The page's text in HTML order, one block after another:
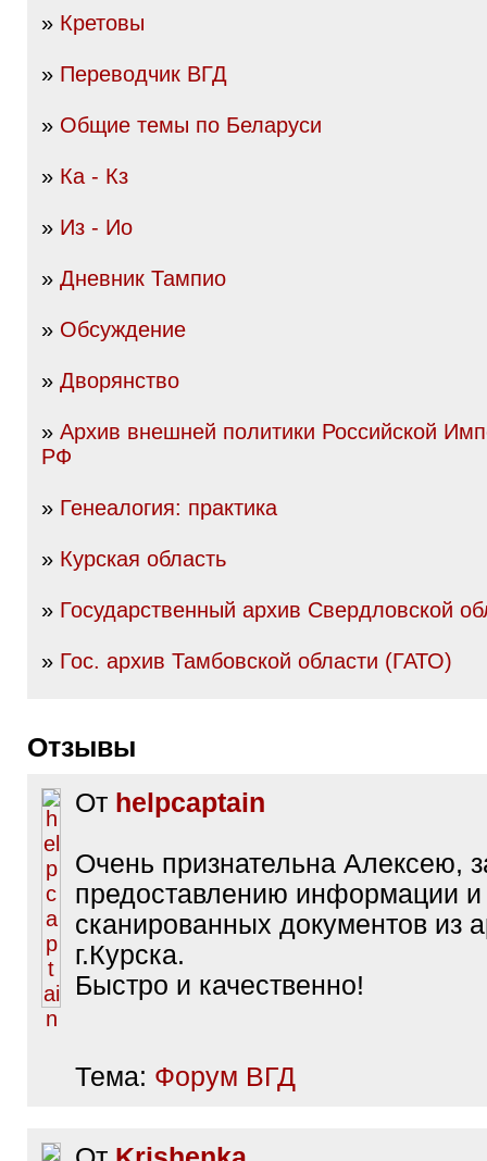
» Кретовы
» Переводчик ВГД
» Общие темы по Беларуси
» Ка - Кз
» Из - Ио
» Дневник Тампио
» Обсуждение
» Дворянство
» Архив внешней политики Российской
РФ
» Генеалогия: практика
» Курская область
» Государственный архив Свердловской
» Гос. архив Тамбовской области (ГАТО)
Отзывы
От helpcaptain
Очень признательна Алексею,
предоставлению информации и
сканированных документов из
г.Курска.
Быстро и качественно!
Тема: Форум ВГД